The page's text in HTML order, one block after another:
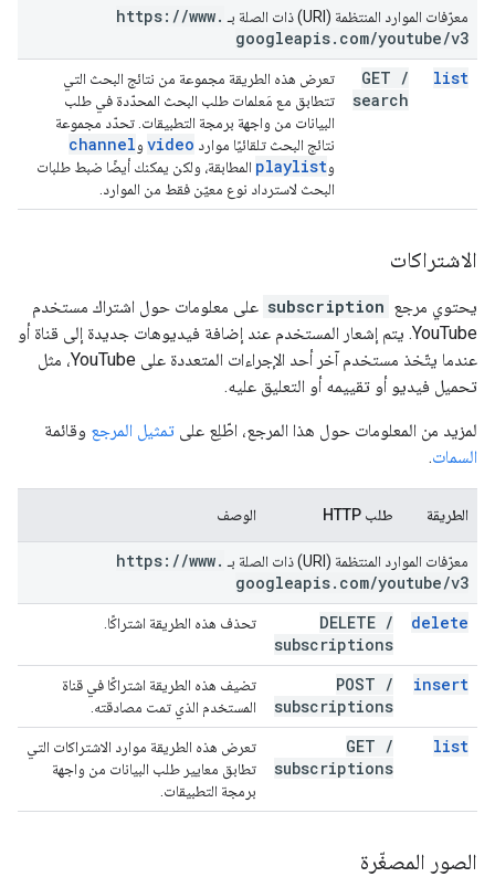
معرّفات الموارد المنتظمة (URI) ذات الصلة بـ https: //www.
googleapis. com/youtube/v3
list
GET /
search
تعرض هذه الطريقة مجموعة من نتائج البحث التي
تتطابق مع مَعلمات طلب البحث المحدّدة في طلب
البيانات من واجهة برمجة التطبيقات. تحدّد مجموعة
نتائج البحث تلقائيًا موارد video وchannel
وplaylist المطابقة، ولكن يمكنك أيضًا ضبط طلبات
البحث لاسترداد نوع معيّن فقط من الموارد.
الاشتراكات
يحتوي مرجع subscription على معلومات حول اشتراك مستخدم
YouTube. يتم إشعار المستخدم عند إضافة فيديوهات جديدة إلى قناة أو
عندما يتّخذ مستخدم آخر أحد الإجراءات المتعددة على YouTube، مثل
تحميل فيديو أو تقييمه أو التعليق عليه.
لمزيد من المعلومات حول هذا المرجع، اطّلِع على تمثيل المرجع وقائمة
السمات.
الطريقة طلب HTTP الوصف
معرّفات الموارد المنتظمة (URI) ذات الصلة بـ https: //www.
googleapis. com/youtube/v3
delete
DELETE /
subscriptions
تحذف هذه الطريقة اشتراكًا.
insert
POST /
subscriptions
تضيف هذه الطريقة اشتراكًا في قناة
المستخدم الذي تمت مصادقته.
list
GET /
subscriptions
تعرض هذه الطريقة موارد الاشتراكات التي
تطابق معايير طلب البيانات من واجهة
برمجة التطبيقات.
الصور المصغّرة